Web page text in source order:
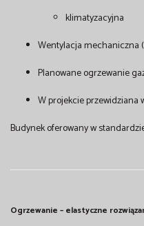
klimatyzacyjna
Wentylacja mechaniczna
Planowane ogrzewanie
W projekcie przewidziana
Budynek oferowany w
Ogrzewanie – elastyczne